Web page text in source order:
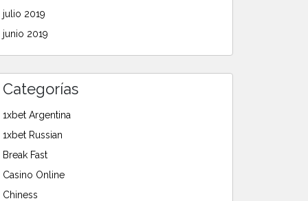
julio 2019
junio 2019
Categorías
1xbet Argentina
1xbet Russian
Break Fast
Casino Online
Chiness